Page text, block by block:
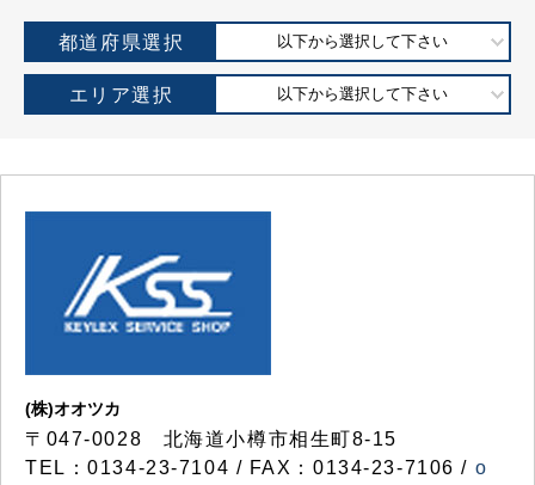
都道府県選択 以下から選択して下さい
エリア選択 以下から選択して下さい
(株)オオツカ
〒047-0028 北海道小樽市相生町8-15
TEL：0134-23-7104 / FAX：0134-23-7106 / o